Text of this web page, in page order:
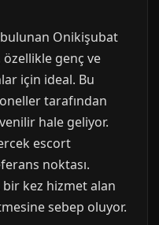
Onikişubat
genç ve
için ideal. Bu
tarafından
hale geliyor.
escort
noktası.
kez hizmet alan
sebep oluyor.